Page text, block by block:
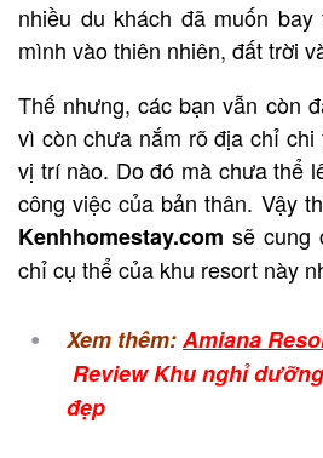
nhiều du khách đã muốn
mình vào thiên nhiên, đất trời
Thế nhưng, các bạn vẫn còn
vì còn chưa nắm rõ địa chỉ
vị trí nào. Do đó mà chưa thể
công việc của bản thân. Vậy
Kenhhomestay.comsẽ cung
chỉ cụ thể của khu resort này
Xem thêm:Amiana
Review Khu nghỉ
đẹp